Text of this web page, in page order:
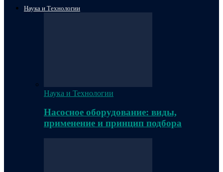
Наука и Технологии
Наука и Технологии
Насосное оборудование: виды,
применение и принцип подбора